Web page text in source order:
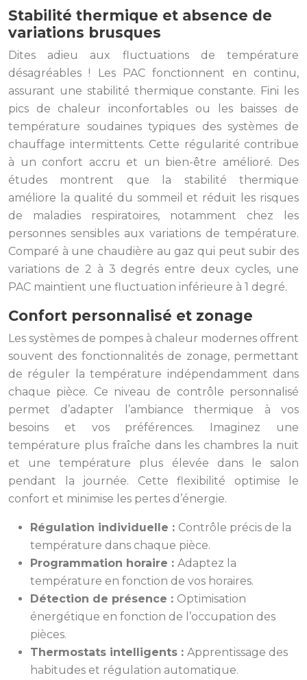
Stabilité thermique et absence de
variations brusques
Dites adieu aux fluctuations de température
désagréables ! Les PAC fonctionnent en continu,
assurant une stabilité thermique constante. Fini les
pics de chaleur inconfortables ou les baisses de
température soudaines typiques des systèmes de
chauffage intermittents. Cette régularité contribue
à un confort accru et un bien-être amélioré. Des
études montrent que la stabilité thermique
améliore la qualité du sommeil et réduit les risques
de maladies respiratoires, notamment chez les
personnes sensibles aux variations de température.
Comparé à une chaudière au gaz qui peut subir des
variations de 2 à 3 degrés entre deux cycles, une
PAC maintient une fluctuation inférieure à 1 degré.
Confort personnalisé et zonage
Les systèmes de pompes à chaleur modernes offrent
souvent des fonctionnalités de zonage, permettant
de réguler la température indépendamment dans
chaque pièce. Ce niveau de contrôle personnalisé
permet d’adapter l’ambiance thermique à vos
besoins et vos préférences. Imaginez une
température plus fraîche dans les chambres la nuit
et une température plus élevée dans le salon
pendant la journée. Cette flexibilité optimise le
confort et minimise les pertes d’énergie.
Régulation individuelle : Contrôle précis de la
température dans chaque pièce.
Programmation horaire : Adaptez la
température en fonction de vos horaires.
Détection de présence : Optimisation
énergétique en fonction de l’occupation des
pièces.
Thermostats intelligents : Apprentissage des
habitudes et régulation automatique.